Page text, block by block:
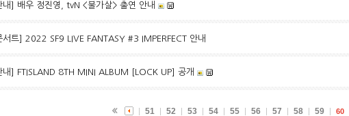
내] 배우 정진영, tvN <불가살> 출연 안내
서트] 2022 SF9 LIVE FANTASY #3 IMPERFECT 안내
내] FTISLAND 8TH MINI ALBUM [LOCK UP] 공개
51 52 53 54 55 56 57 58 59 60